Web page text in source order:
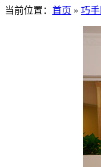
当前位置： 首页 » 巧